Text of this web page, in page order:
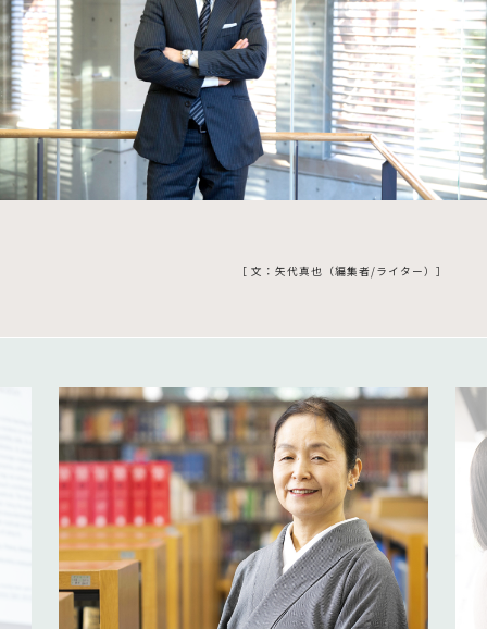
［ 文：矢代真也（編集者/ライター）］